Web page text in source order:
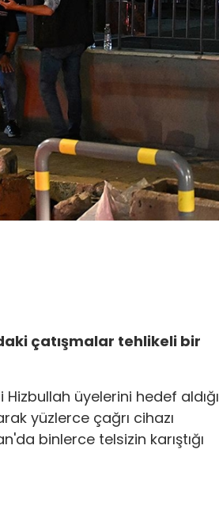
çatışmalar tehlikeli bir
üyelerini hedef aldığı
yüzlerce çağrı cihazı
binlerce telsizin karıştığı